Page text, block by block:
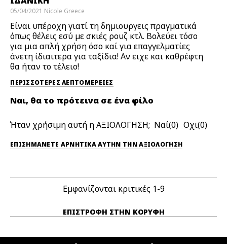
05/04/2021 Nicole Greece
Είναι υπέροχη γιατί τη δημιουργεις πραγματικά
όπως θέλεις εσύ με σκιές ρουζ κτλ. Βολεύει τόσο
για μια απλή χρήση όσο καί για επαγγελματίες
άνετη ίδιαιτερα για ταξίδια! Αν ειχε και καθρέφτη
θα ήταν το τέλειο!
ΠΕΡΙΣΣΌΤΕΡΕΣ ΛΕΠΤΟΜΈΡΕΙΕΣ
Ναι, θα το πρότεινα σε ένα φίλο
Ήταν χρήσιμη αυτή η ΑΞΙΟΛΟΓΗΣΗ; 0 0
ΕΠΙΣΗΜΆΝΕΤΕ ΑΡΝΗΤΙΚΆ ΑΥΤΉΝ ΤΗΝ ΑΞΙΟΛΟΓΗΣΗ
Εμφανίζονται κριτικές 1-9
ΕΠΙΣΤΡΟΦΉ ΣΤΗΝ ΚΟΡΥΦΉ